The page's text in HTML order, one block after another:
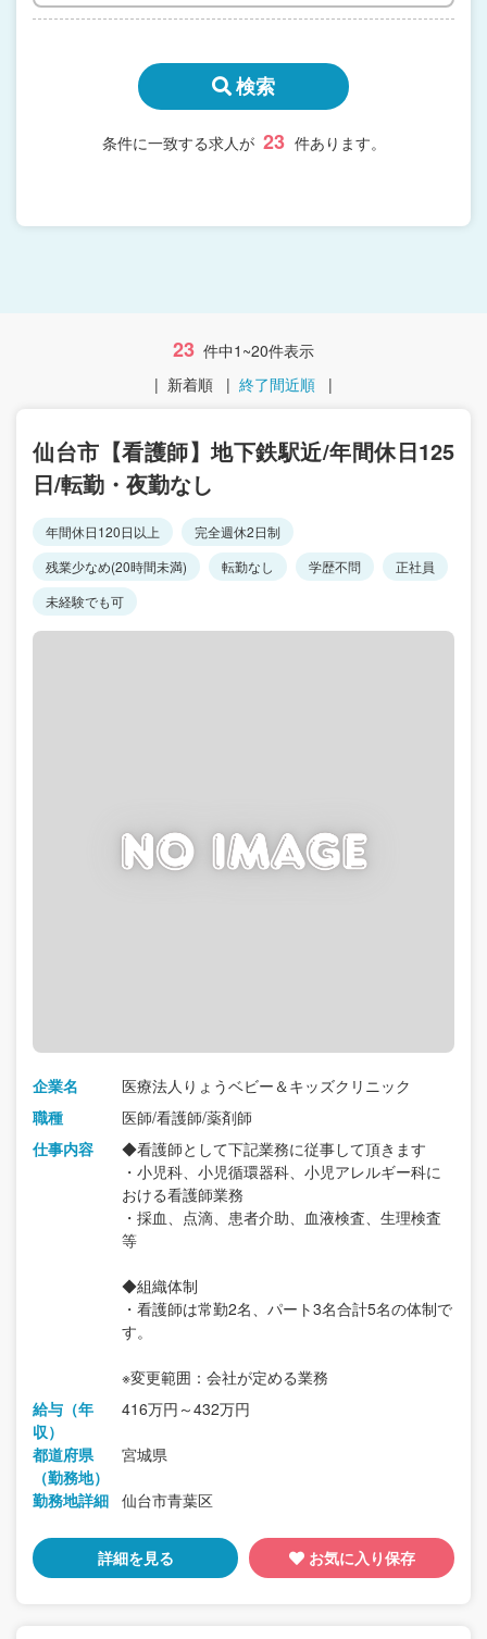
検索
条件に一致する求人が 23 件あります。
23 件中1~20件表示
| 新着順 | 終了間近順 |
仙台市【看護師】地下鉄駅近/年間休日125
日/転勤・夜勤なし
年間休日120日以上
完全週休2日制
残業少なめ(20時間未満)
転勤なし 学歴不問
正社員
未経験でも可
企業名
医療法人りょうベビー＆キッズクリニック
職種
医師/看護師/薬剤師
仕事内容
◆看護師として下記業務に従事して頂きます
・小児科、小児循環器科、小児アレルギー科に
おける看護師業務
・採血、点滴、患者介助、血液検査、生理検査
等
◆組織体制
・看護師は常勤2名、パート3名合計5名の体制で
す。
※変更範囲：会社が定める業務
給与（年
収）
416万円～432万円
都道府県
（勤務地）
宮城県
勤務地詳細 仙台市青葉区
詳細を見る お気に入り保存